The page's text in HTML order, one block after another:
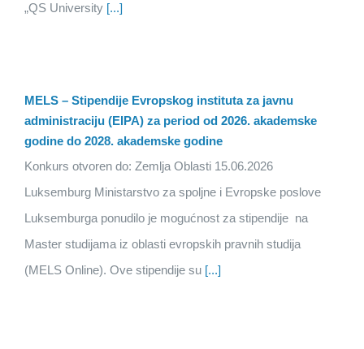
„QS University [...]
MELS – Stipendije Evropskog instituta za javnu
administraciju (EIPA) za period od 2026. akademske
godine do 2028. akademske godine
Konkurs otvoren do: Zemlja Oblasti 15.06.2026
Luksemburg Ministarstvo za spoljne i Evropske poslove
Luksemburga ponudilo je mogućnost za stipendije na
Master studijama iz oblasti evropskih pravnih studija
(MELS Online). Ove stipendije su [...]